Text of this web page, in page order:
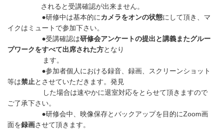
されると受講確認が出来ません。
●研修中は基本的にカメラをオンの状態にして頂き、マ
イクはミュートで参加下さい。
●受講確認は研修会アンケートの提出と講義またグルー
プワークをすべて出席された方となり
ます。
●参加者個人における録音、録画、スクリーンショット
等は禁止とさせていただきます。発見
した場合は速やかに退室対応をとらせて頂きますので
ご了承下さい。
●研修会中、映像保存とバックアップを目的にZoom画
面を録画させて頂きます。